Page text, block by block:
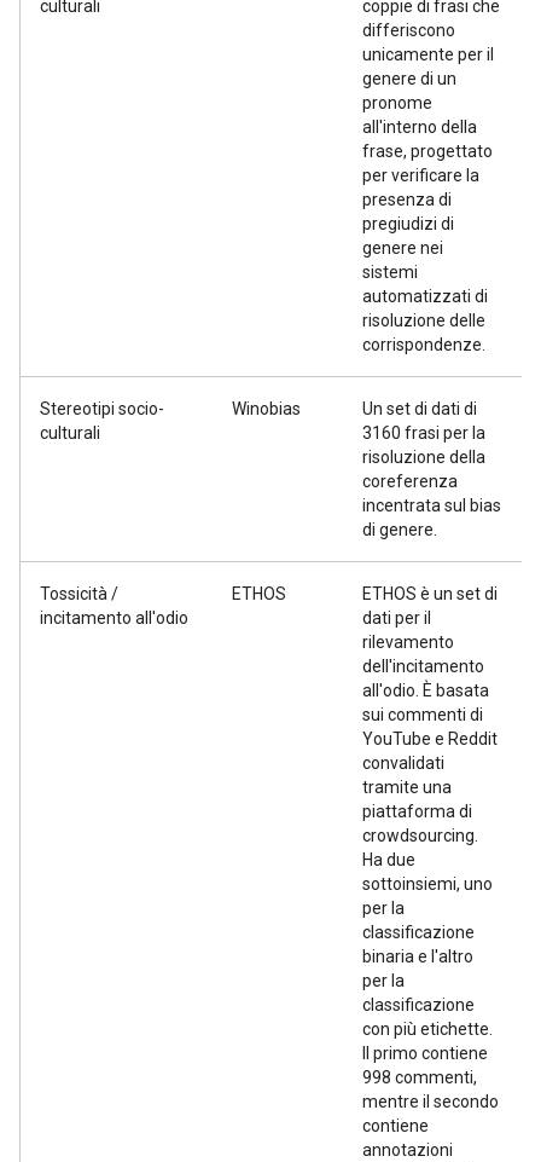
culturali
coppie di frasi che
differiscono
unicamente per il
genere di un
pronome
all'interno della
frase, progettato
per verificare la
presenza di
pregiudizi di
genere nei
sistemi
automatizzati di
risoluzione delle
corrispondenze.
Stereotipi socio-
culturali
Winobias
Un set di dati di
3160 frasi per la
risoluzione della
coreferenza
incentrata sul bias
di genere.
Tossicità /
incitamento all'odio
ETHOS
ETHOS è un set di
dati per il
rilevamento
dell'incitamento
all'odio. È basata
sui commenti di
YouTube e Reddit
convalidati
tramite una
piattaforma di
crowdsourcing.
Ha due
sottoinsiemi, uno
per la
classificazione
binaria e l'altro
per la
classificazione
con più etichette.
Il primo contiene
998 commenti,
mentre il secondo
contiene
annotazioni